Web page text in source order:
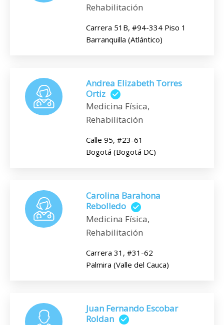
Rehabilitación
Carrera 51B, #94-334 Piso 1
Barranquilla (Atlántico)
Andrea Elizabeth Torres
Ortiz
Medicina Física,
Rehabilitación
Calle 95, #23-61
Bogotá (Bogotá DC)
Carolina Barahona
Rebolledo
Medicina Física,
Rehabilitación
Carrera 31, #31-62
Palmira (Valle del Cauca)
Juan Fernando Escobar
Roldan